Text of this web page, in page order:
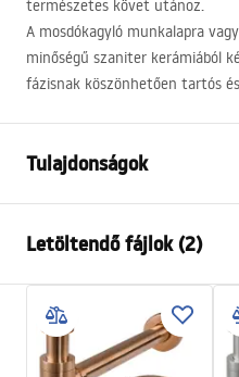
természetes követ utánoz.
A mosdókagyló munkalapra
minőségű szaniter kerámiából
fázisnak köszönhetően tartós
Tulajdonságok
Anyag
Szín
Kivitel
Hosszúság
Letöltendő fájlok (2)
Telepítési utasítások
Basin.pdf